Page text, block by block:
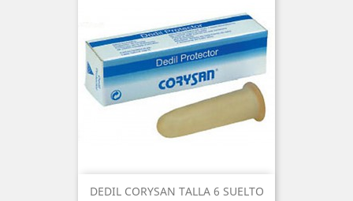
DEDIL CORYSAN TALLA 6 SUELTO